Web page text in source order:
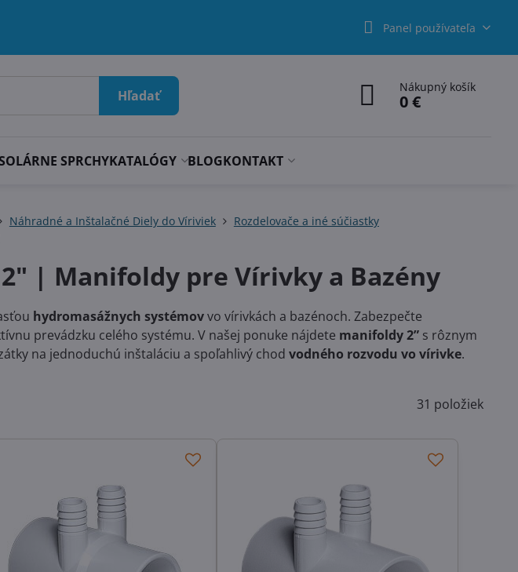
Panel používateľa
Hľadať
Nákupný košík
0 €
SPRCHYKATALÓGY BLOGKONTAKT
Náhradné a Inštalačné Diely do Víriviek
Rozdelovače a iné súčiastky
2" | Manifoldy pre Vírivky a Bazény
hydromasážnych systémovvo vírivkách a bazénoch. Zabezpečte
prevádzku celého systému. V našej ponuke nájdete manifoldy 2”s rôznym
na jednoduchú inštaláciu a spoľahlivý chod vodného rozvodu vo vírivke.
31 položiek